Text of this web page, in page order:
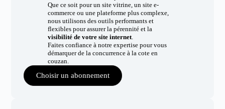
Que ce soit pour un site vitrine, un site e-
commerce ou une plateforme plus complexe,
nous utilisons des outils performants et
flexibles pour assurer la pérennité et la
visibilité de votre site internet.
Faites confiance à notre expertise pour vous
démarquer de la concurrence à la cote en
couzan.
Choisir un abonnement